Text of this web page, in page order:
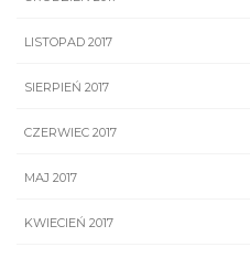
LISTOPAD 2017
SIERPIEŃ 2017
CZERWIEC 2017
MAJ 2017
KWIECIEŃ 2017